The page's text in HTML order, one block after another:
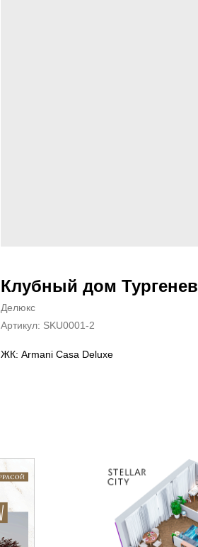
Клубный дом Тургенев
Делюкс
Артикул: SKU0001-2
ЖК: Armani Casa Deluxe